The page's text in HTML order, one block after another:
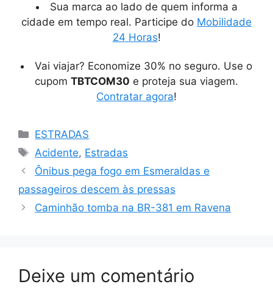
Sua marca ao lado de quem informa a
cidade em tempo real. Participe do Mobilidade
24 Horas!
Vai viajar? Economize 30% no seguro. Use o
cupom TBTCOM30 e proteja sua viagem.
Contratar agora!
Categorias
ESTRADAS
Tags
Acidente, Estradas
Ônibus pega fogo em Esmeraldas e
passageiros descem às pressas
Caminhão tomba na BR-381 em Ravena
Deixe um comentário